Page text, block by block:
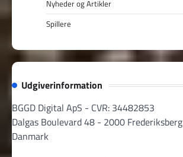
Nyheder og Artikler
Spillere
Udgiverinformation
BGGD Digital ApS - CVR: 34482853
Dalgas Boulevard 48 - 2000 Frederiksberg
Danmark